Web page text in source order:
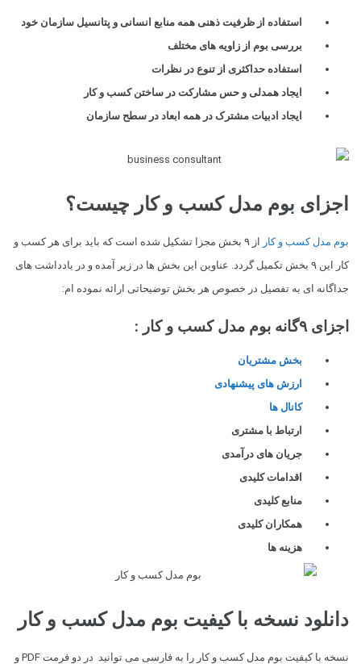
استفاده از ظرفیت ذهنی همه منابع انسانی و پتانسیل سازمان خود
بررسی بوم از زاویه های مختلف
استفاده حداکثری از تنوع در نظرات
ایجاد همدلی و حس مشارکت در ساختن کسب و کار
ایجاد ادبیات مشترک در همه ابعاد در سطح سازمان
اجزای بوم مدل کسب و کار چیست؟
بوم مدل کسب و کار
از ۹ بخش مجزا تشکیل شده است که باید برای هر کسب و
کار این ۹ بخش تکمیل گردد. عناوین این بخش ها در زیر آمده و در یادداشت های
جداگانه ای به تفصیل در خصوص هر بخش توضیحاتی ارائه نموده ام:
اجزای ۹گانه بوم مدل کسب و کار :
بخش مشتریان
ارزش های پیشنهادی
کانال ها
ارتباط با مشتری
جریان های درآمدی
اقدامات کلیدی
منابع کلیدی
همکاران کلیدی
هزینه ها
دانلود نسخه با کیفیت بوم مدل کسب و کار
نسخه با کیفیت بوم مدل کسب و کار را به فارسی می توانید در دو فرمت PDF و